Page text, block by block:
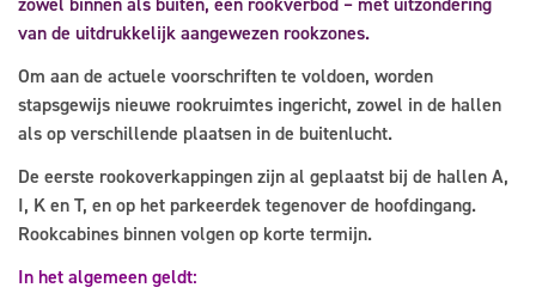
van de uitdrukkelijk aangewezen rookzones.
Om aan de actuele voorschriften te voldoen, worden
stapsgewijs nieuwe rookruimtes ingericht, zowel in de hallen
als op verschillende plaatsen in de buitenlucht.
De eerste rookoverkappingen zijn al geplaatst bij de hallen A,
I, K en T, en op het parkeerdek tegenover de hoofdingang.
Rookcabines binnen volgen op korte termijn.
In het algemeen geldt: